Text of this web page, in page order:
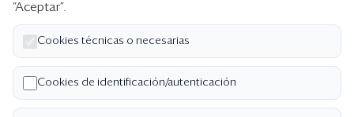
Paquetes corporativos
Edición Impresa
Nosotros
Quiénes somos
“Aceptar”.
Cookies técnicas o necesarias
Cookies de identificación/autenticación